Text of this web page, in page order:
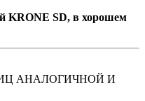
KRONE SD, в хорошем
АНАЛОГИЧНОЙ И